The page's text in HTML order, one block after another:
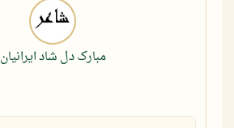
مبارک دل شاد ایرانیان